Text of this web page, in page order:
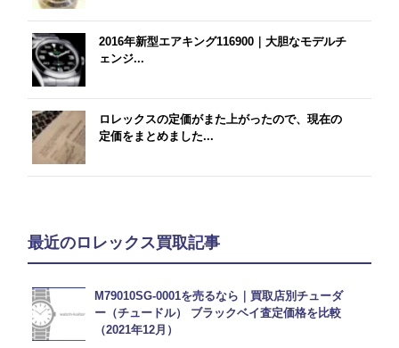
2016年新型エアキング116900｜大胆なモデルチ
ェンジ...
ロレックスの定価がまた上がったので、現在の
定価をまとめました...
最近のロレックス買取記事
M79010SG-0001を売るなら｜買取店別チューダ
ー（チュードル） ブラックベイ査定価格を比較
（2021年12月）